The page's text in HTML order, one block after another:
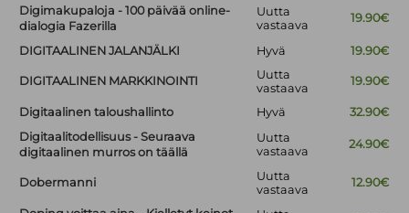
Digimakupaloja - 100 päivää online-
dialogia Fazerilla
Uutta
vastaava
19.90€
DIGITAALINEN JALANJÄLKI Hyvä 19.90€
DIGITAALINEN MARKKINOINTI
Uutta
vastaava
19.90€
Digitaalinen taloushallinto Hyvä
32.90€
Digitaalitodellisuus - Seuraava
digitaalinen murros on täällä
Uutta
vastaava
24.90€
Dobermanni
Uutta
vastaava
12.90€